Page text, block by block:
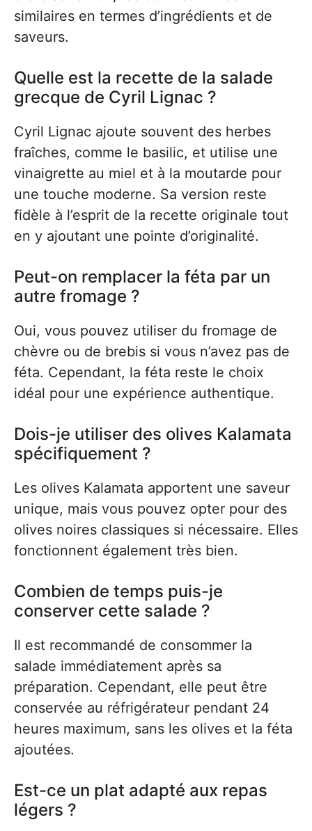
similaires en termes d’ingrédients et de
saveurs.
Quelle est la recette de la salade
grecque de Cyril Lignac ?
Cyril Lignac ajoute souvent des herbes
fraîches, comme le basilic, et utilise une
vinaigrette au miel et à la moutarde pour
une touche moderne. Sa version reste
fidèle à l’esprit de la recette originale tout
en y ajoutant une pointe d’originalité.
Peut-on remplacer la féta par un
autre fromage ?
Oui, vous pouvez utiliser du fromage de
chèvre ou de brebis si vous n’avez pas de
féta. Cependant, la féta reste le choix
idéal pour une expérience authentique.
Dois-je utiliser des olives Kalamata
spécifiquement ?
Les olives Kalamata apportent une saveur
unique, mais vous pouvez opter pour des
olives noires classiques si nécessaire. Elles
fonctionnent également très bien.
Combien de temps puis-je
conserver cette salade ?
Il est recommandé de consommer la
salade immédiatement après sa
préparation. Cependant, elle peut être
conservée au réfrigérateur pendant 24
heures maximum, sans les olives et la féta
ajoutées.
Est-ce un plat adapté aux repas
légers ?